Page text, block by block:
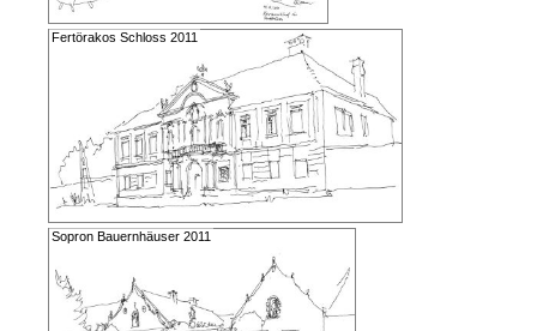
Fertörakos Schloss 2011
Sopron Bauernhäuser 2011